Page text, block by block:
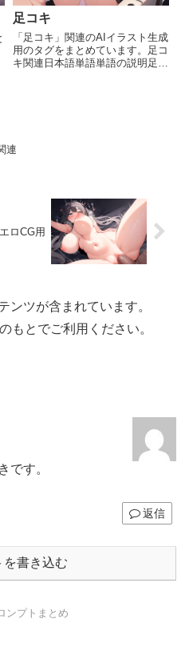
足コキ
「足コキ」関連のAIイラスト生成
用のタグをまとめています。足コ
キ関連日本語単語単語の説明足コ
連
エロCG用
ンツが含まれています。
もとでご利用ください。
です。
返信
を書き込む
ンプトまとめ